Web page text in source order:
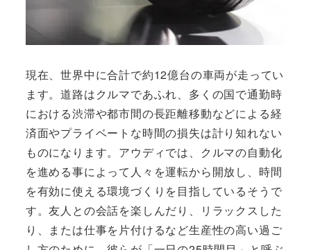
現在、世界中に合計で約12億台の車両が走ってい
ます。道路はクルマであふれ、多くの国で通勤時
における渋滞や都市間の長距離移動などによる経
済面やプライベートな時間の損失は計り知れない
ものになります。アウディでは、クルマの自動化
を進める事によって人々を運転から開放し、時間
を有効に使える環境づくりを目指しているそうで
す。友人との会話を楽しんだり、リラックスした
り、または仕事を片付けるなど生産性の高い過ご